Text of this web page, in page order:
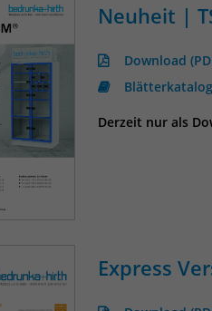
Neuheit |
Download
Blätterkatalog
Derzeit nur als
Express